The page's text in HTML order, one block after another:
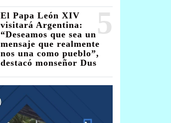
5
El Papa León XIV
visitará Argentina:
“Deseamos que sea un
mensaje que realmente
nos una como pueblo”,
destacó monseñor Dus